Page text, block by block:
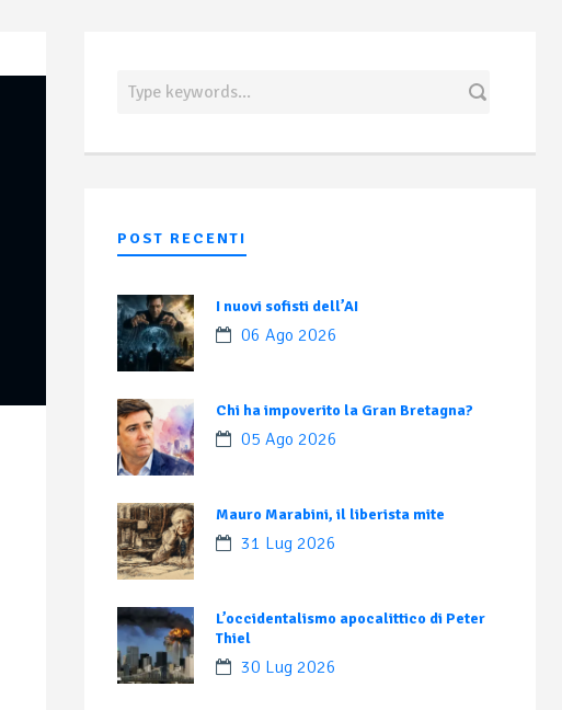
POST RECENTI
I nuovi sofisti dell’AI
06 Ago 2026
Chi ha impoverito la Gran Bretagna?
05 Ago 2026
Mauro Marabini, il liberista mite
31 Lug 2026
L’occidentalismo apocalittico di Peter
Thiel
30 Lug 2026